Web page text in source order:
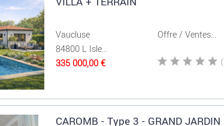
Vaucluse
84800 L Isle...
335 000,00 €
Offre / Ventes...
CAROMB - Type 3 - GRAND JARDIN